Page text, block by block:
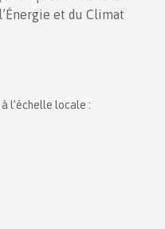
et du Climat
l’échelle locale :